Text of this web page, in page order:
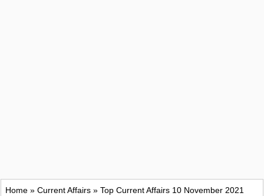
Home » Current Affairs » Top Current Affairs 10 November 2021